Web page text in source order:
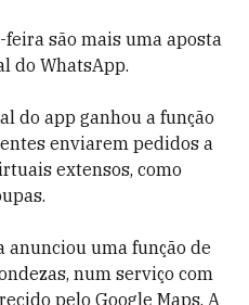
são mais uma aposta
do WhatsApp.
do app ganhou a função
enviarem pedidos a
extensos, como
anunciou uma função de
num serviço com
pelo Google Maps. A